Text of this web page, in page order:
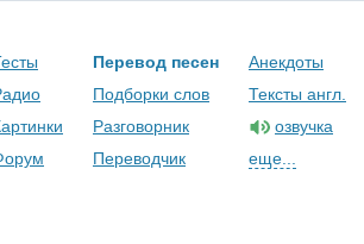
Перевод песен
Подборки слов
Разговорник
Переводчик
Анекдоты
Тексты англ.
озвучка
еще...